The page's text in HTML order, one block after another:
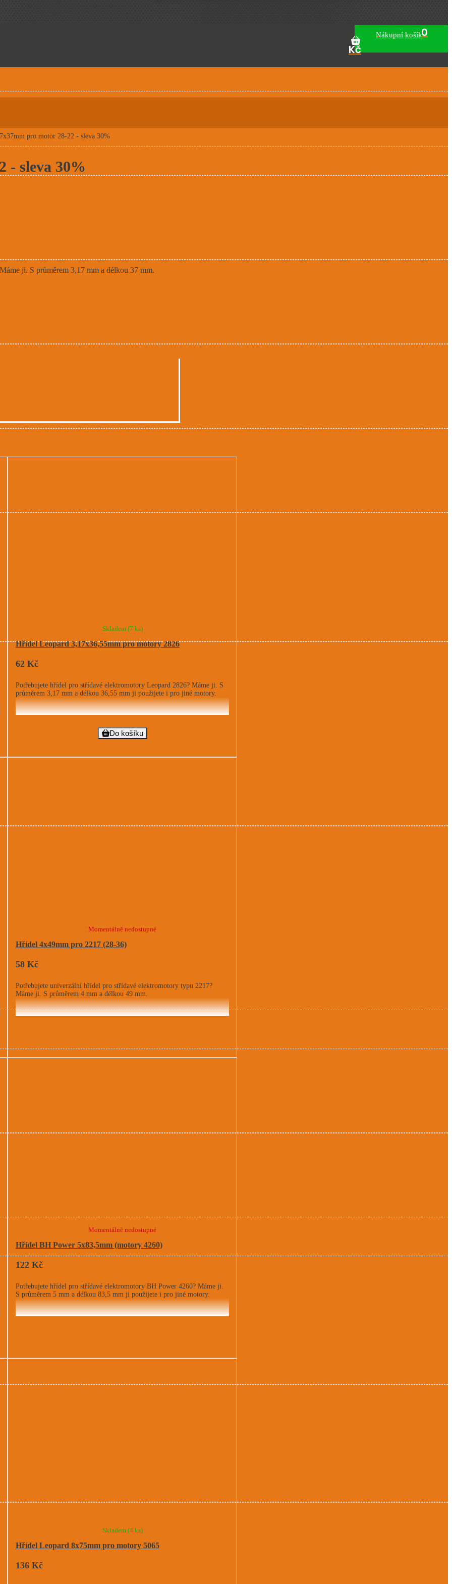
Nákupní košík
pro motor 28-22 - sleva 30%
- sleva 30%
ji. S průměrem 3,17 mm a délkou 37 mm.
Hřídel Leopard 3,17x36,55mm pro motory 2826
Skladem (7 ks)
62 Kč
Do košíku
Potřebujete hřídel pro střídavé elektromotory Leopard 2826? Máme ji. S
průměrem 3,17 mm a délkou 36,55 mm ji použijete i pro jiné motory.
Hřídel 4x49mm pro 2217 (28-36)
Momentálně nedostupné
58 Kč
Potřebujete univerzální hřídel pro střídavé elektromotory typu 2217?
Máme ji. S průměrem 4 mm a délkou 49 mm.
Hřídel BH Power 5x83,5mm (motory 4260)
Momentálně nedostupné
122 Kč
Potřebujete hřídel pro střídavé elektromotory BH Power 4260? Máme ji.
S průměrem 5 mm a délkou 83,5 mm ji použijete i pro jiné motory.
Hřídel Leopard 8x75mm pro motory 5065
Skladem (4 ks)
136 Kč